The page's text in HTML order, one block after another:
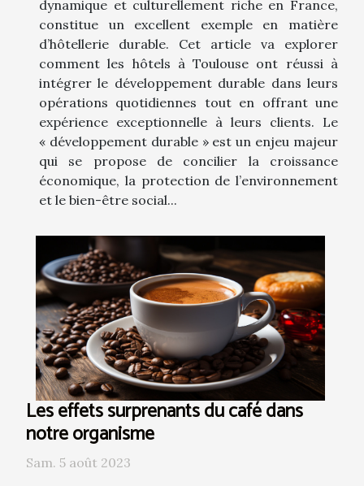
dynamique et culturellement riche en France,
constitue un excellent exemple en matière
d’hôtellerie durable. Cet article va explorer
comment les hôtels à Toulouse ont réussi à
intégrer le développement durable dans leurs
opérations quotidiennes tout en offrant une
expérience exceptionnelle à leurs clients. Le
« développement durable » est un enjeu majeur
qui se propose de concilier la croissance
économique, la protection de l’environnement
et le bien-être social...
Les effets surprenants du café dans
notre organisme
Sam. 5 août 2023